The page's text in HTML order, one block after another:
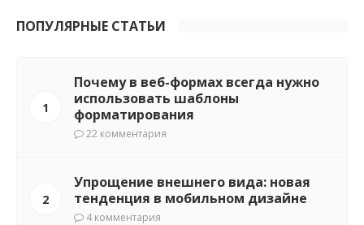
ПОПУЛЯРНЫЕ СТАТЬИ
1
Почему в веб-формах всегда нужно
использовать шаблоны
форматирования
22 комментария
2
Упрощение внешнего вида: новая
тенденция в мобильном дизайне
4 комментария